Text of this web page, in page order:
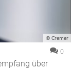
© Cremer
0
über